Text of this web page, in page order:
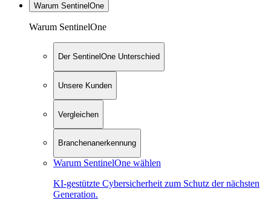
Warum SentinelOne
Warum SentinelOne
Der SentinelOne Unterschied
Unsere Kunden
Vergleichen
Branchenanerkennung
Warum SentinelOne wählen
KI-gestützte Cybersicherheit zum Schutz der nächsten
Generation.